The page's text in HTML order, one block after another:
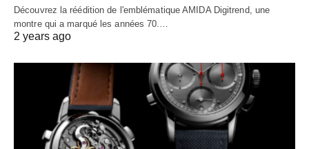
Découvrez la réédition de l'emblématique AMIDA Digitrend, une
montre qui a marqué les années 70.…
2 years ago